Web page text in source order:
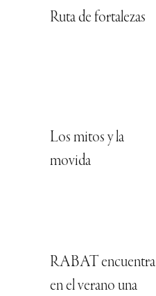
Ruta de fortalezas
Los mitos y la
movida
RABAT encuentra
en el verano una